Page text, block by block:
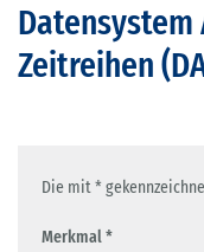
Zeitreihen
Die mit *
Merkmal *